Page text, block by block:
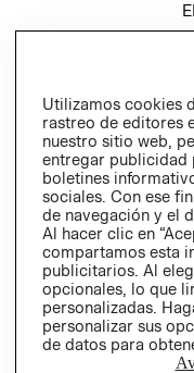
Ecuador ($)
CAMBIAR REGIÓN
Utilizamos cookies
rastreo de editores
nuestro sitio web,
entregar publicidad
boletines
sociales. Con ese
de navegación y el
Al hacer clic en
compartamos esta
publicitarios. Al
opcionales, lo que
personalizadas.
personalizar sus
de datos para